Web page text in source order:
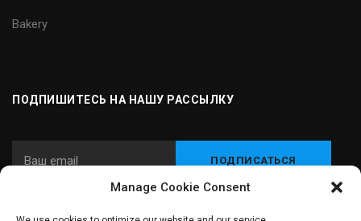
Manage Cookie Consent
Bakery
ПОДПИШИТЕСЬ НА НАШУ РАССЫЛКУ